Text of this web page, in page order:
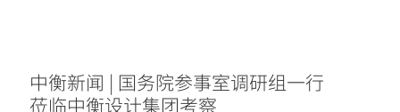
中衡新闻 | 国务院参事室调研组一行
莅临中衡设计集团考察